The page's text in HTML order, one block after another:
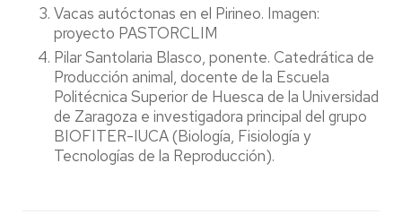
Vacas autóctonas en el Pirineo. Imagen:
proyecto PASTORCLIM
Pilar Santolaria Blasco, ponente. Catedrática de
Producción animal, docente de la Escuela
Politécnica Superior de Huesca de la Universidad
de Zaragoza e investigadora principal del grupo
BIOFITER-IUCA (Biología, Fisiología y
Tecnologías de la Reproducción).